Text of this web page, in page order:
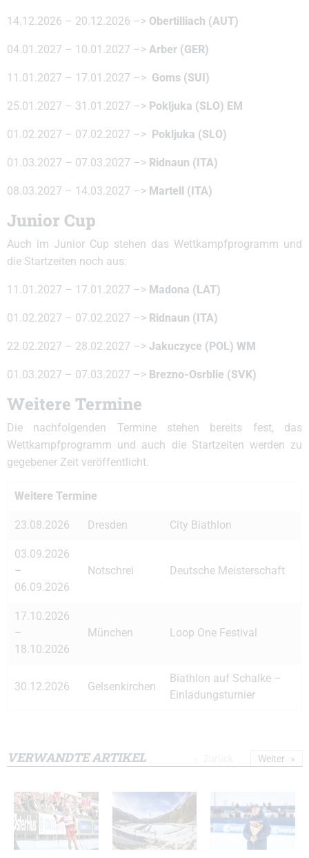
14.12.2026 – 20.12.2026 –> Obertilliach (AUT)
04.01.2027 – 10.01.2027 –> Arber (GER)
11.01.2027 – 17.01.2027 –> Goms (SUI)
25.01.2027 – 31.01.2027 –> Pokljuka (SLO) EM
01.02.2027 – 07.02.2027 –> Pokljuka (SLO)
01.03.2027 – 07.03.2027 –> Ridnaun (ITA)
08.03.2027 – 14.03.2027 –> Martell (ITA)
Junior Cup
Auch im Junior Cup stehen das Wettkampfprogramm und
die Startzeiten noch aus:
11.01.2027 – 17.01.2027 –> Madona (LAT)
01.02.2027 – 07.02.2027 –> Ridnaun (ITA)
22.02.2027 – 28.02.2027 –> Jakuczyce (POL) WM
01.03.2027 – 07.03.2027 –> Brezno-Osrblie (SVK)
Weitere Termine
Die nachfolgenden Termine stehen bereits fest, das
Wettkampfprogramm und auch die Startzeiten werden zu
gegebener Zeit veröffentlicht.
Weitere Termine
23.08.2026 Dresden City Biathlon
03.09.2026
–
06.09.2026
Notschrei Deutsche Meisterschaft
17.10.2026
–
18.10.2026
München Loop One Festival
30.12.2026 Gelsenkirchen
Biathlon auf Schalke –
Einladungsturnier
VERWANDTE ARTIKEL Weiter